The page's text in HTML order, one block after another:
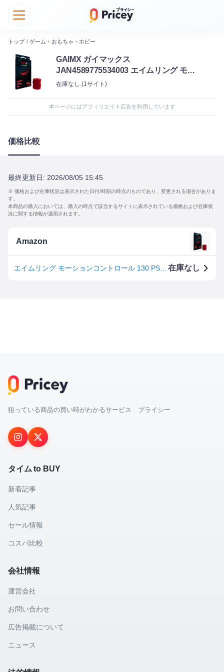
トップ / ゲーム・おもちゃ・ホビー
GAIMX ガイマックス
JAN4589775534003 エイムリング モー
ションコントロール 130 PS5 PS4
Series X​ SCUF Evil astro C40対応
在庫なし (1サイト)
本ページにはアフィリエイト広告を利用しています
価格比較
最終更新日: 2026/08/05 15:45
※ 価格および在庫状況は表示された日付/時刻の時点のものであり、変更される場合がありま
す。
本商品の購入においては、購入の時点で該当するサイトに表示されている価格および在庫状
況に関する情報が適用されます。
Amazon
在庫なし
狙っている商品の買い時がわかるサービス プライシー
タイム to BUY
新着記事
人気記事
セール情報
コスパ比較
会社情報
運営会社
お問い合わせ
広告掲載について
ニュース